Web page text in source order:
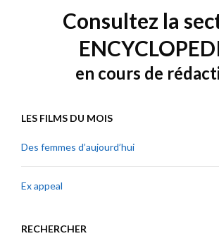
Consultez la
en cours de
LES FILMS DU MOIS
Des femmes d’aujourd’hui
Ex appeal
RECHERCHER